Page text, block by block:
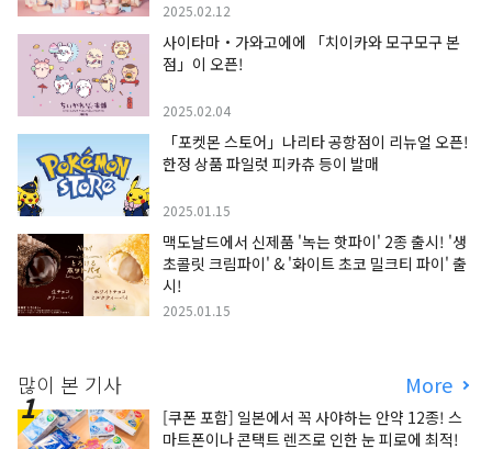
2025.02.12
사이타마・가와고에에 「치이카와 모구모구 본
점」이 오픈!
2025.02.04
「포켓몬 스토어」나리타 공항점이 리뉴얼 오픈!
한정 상품 파일럿 피카츄 등이 발매
2025.01.15
맥도날드에서 신제품 '녹는 핫파이' 2종 출시! '생
초콜릿 크림파이' & '화이트 초코 밀크티 파이' 출
시!
2025.01.15
많이 본 기사 More
[쿠폰 포함] 일본에서 꼭 사야하는 안약 12종! 스
마트폰이나 콘택트 렌즈로 인한 눈 피로에 최적!